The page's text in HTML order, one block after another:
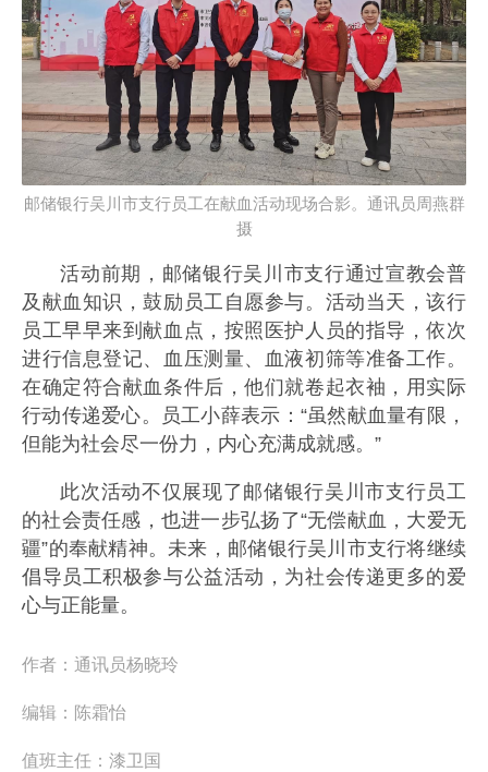
邮储银行吴川市支行员工在献血活动现场合影。通讯员周燕群
摄
活动前期，邮储银行吴川市支行通过宣教会普
及献血知识，鼓励员工自愿参与。活动当天，该行
员工早早来到献血点，按照医护人员的指导，依次
进行信息登记、血压测量、血液初筛等准备工作。
在确定符合献血条件后，他们就卷起衣袖，用实际
行动传递爱心。员工小薛表示：“虽然献血量有限，
但能为社会尽一份力，内心充满成就感。”
此次活动不仅展现了邮储银行吴川市支行员工
的社会责任感，也进一步弘扬了“无偿献血，大爱无
疆”的奉献精神。未来，邮储银行吴川市支行将继续
倡导员工积极参与公益活动，为社会传递更多的爱
心与正能量。
作者： 通讯员杨晓玲
编辑： 陈霜怡
值班主任： 漆卫国